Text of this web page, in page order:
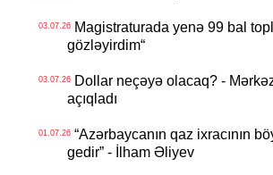
03.07.26Magistraturada yenə 99 bal
gözləyirdim“
03.07.26Dollar neçəyə olacaq? -
açıqladı
01.07.26“Azərbaycanın qaz ixracının
gedir” - İlham Əliyev